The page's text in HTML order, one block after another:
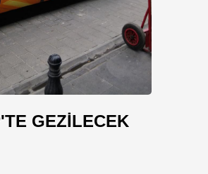
GEZİLECEK